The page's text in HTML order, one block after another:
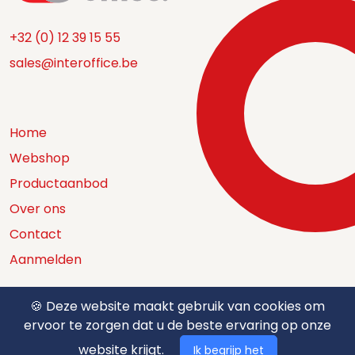
+32 (0) 12 39 15 55
sales@interoffice.be
Home
Webshop
Productaanbod
Over ons
Contact
Aanmelden
Catalogus
🍪 Deze website maakt gebruik van cookies om
ervoor te zorgen dat u de beste ervaring op onze
website krijgt.
Ik begrijp het